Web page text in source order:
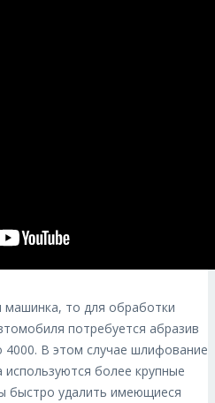
то для обработки
потребуется абразив
4000. В этом случае шлифование
более крупные
быстро удалить имеющиеся